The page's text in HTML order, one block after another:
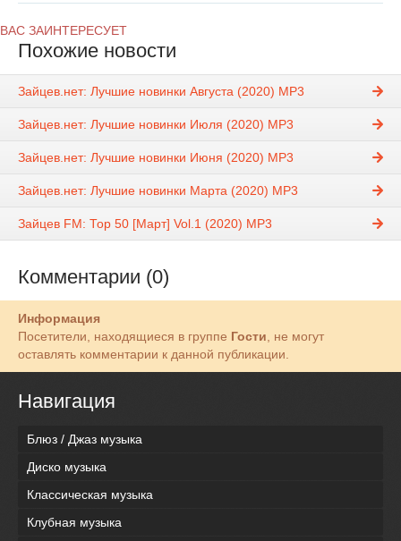
ВАС ЗАИНТЕРЕСУЕТ
Похожие новости
Зайцев.нет: Лучшие новинки Августа (2020) MP3
Зайцев.нет: Лучшие новинки Июля (2020) MP3
Зайцев.нет: Лучшие новинки Июня (2020) MP3
Зайцев.нет: Лучшие новинки Марта (2020) MP3
Зайцев FM: Тор 50 [Март] Vol.1 (2020) MP3
Комментарии (0)
Информация
Посетители, находящиеся в группе Гости, не могут
оставлять комментарии к данной публикации.
Навигация
Блюз / Джаз музыка
Диско музыка
Классическая музыка
Клубная музыка